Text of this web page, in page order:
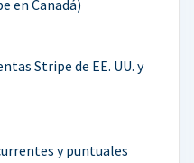
en Canadá)
Stripe de EE. UU. y
y puntuales